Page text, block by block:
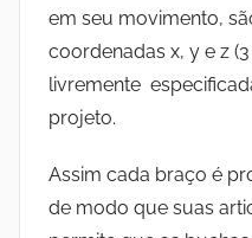
em seu movimento,
coordenadas x, y e z
livremente
projeto.
Assim cada braço é
de modo que suas